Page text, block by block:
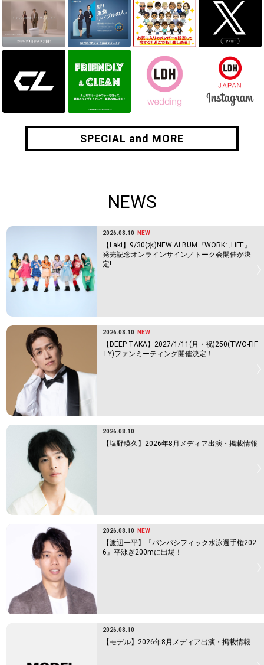
SPECIAL and MORE
SPECIAL and MORE
NEWS
2026.08.10 NEW
【Laki】9/30(水)NEW ALBUM『WORK≒LiFE』
発売記念オンラインサイン／トーク会開催が決
定!
2026.08.10 NEW
【DEEP TAKA】2027/1/11(月・祝)250(TWO-FIF
TY)ファンミーティング開催決定！
2026.08.10
【塩野瑛久】2026年8月メディア出演・掲載情報
2026.08.10 NEW
【渡辺一平】『パンパシフィック水泳選手権202
6』平泳ぎ200mに出場！
2026.08.10
【モデル】2026年8月メディア出演・掲載情報